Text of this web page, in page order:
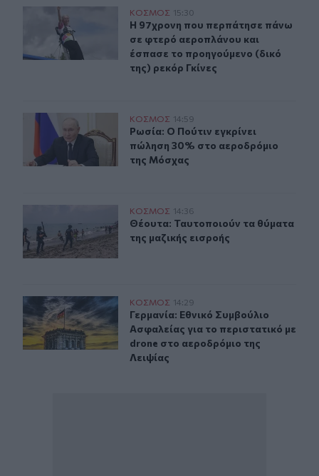
Η 97χρονη που περπάτησε πάνω σε φτερό αεροπλάνου
ΚΟΣΜΟΣ 15:30
Η 97χρονη που περπάτησε πάνω σε
Η 97χρονη που περπάτησε πάνω
σε φτερό αεροπλάνου και
έσπασε το προηγούμενο (δικό
της) ρεκόρ Γκίνες
Ρωσία: Ο Πούτιν εγκρίνει πώληση 30% στο
ΚΟΣΜΟΣ 14:59
Ρωσία: Ο Πούτιν εγκρίνει πώληση
Ρωσία: Ο Πούτιν εγκρίνει
πώληση 30% στο αεροδρόμιο
της Μόσχας
Θέουτα: Ταυτοποιούν τα θύματα της μαζικής εισροής
ΚΟΣΜΟΣ 14:36
Θέουτα: Ταυτοποιούν τα θύματα
Θέουτα: Ταυτοποιούν τα θύματα
της μαζικής εισροής
Γερμανία: Εθνικό Συμβούλιο Ασφαλείας για το
ΚΟΣΜΟΣ 14:29
Γερμανία: Εθνικό Συμβούλιο
Γερμανία: Εθνικό Συμβούλιο
Ασφαλείας για το περιστατικό με
drone στο αεροδρόμιο της
Λειψίας